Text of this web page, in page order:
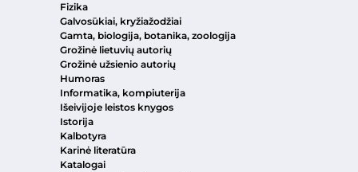
Fizika
Galvosūkiai, kryžiažodžiai
Gamta, biologija, botanika, zoologija
Grožinė lietuvių autorių
Grožinė užsienio autorių
Humoras
Informatika, kompiuterija
Išeivijoje leistos knygos
Istorija
Kalbotyra
Karinė literatūra
Katalogai